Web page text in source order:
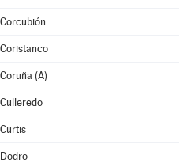
Corcubión
Coristanco
Coruña (A)
Culleredo
Curtis
Dodro